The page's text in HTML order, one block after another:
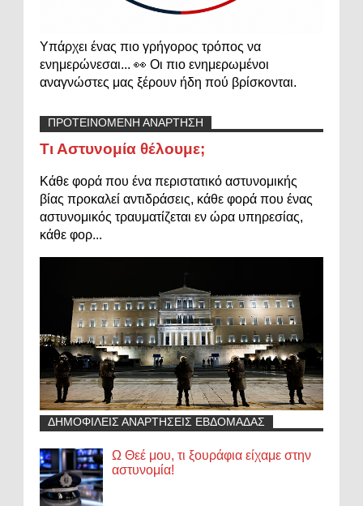
Υπάρχει ένας πιο γρήγορος τρόπος να
ενημερώνεσαι... 👀 Οι πιο ενημερωμένοι
αναγνώστες μας ξέρουν ήδη πού βρίσκονται.
ΠΡΟΤΕΙΝΟΜΕΝΗ ΑΝΑΡΤΗΣΗ
Τι Αστυνομία θέλουμε;
Κάθε φορά που ένα περιστατικό αστυνομικής
βίας προκαλεί αντιδράσεις, κάθε φορά που ένας
αστυνομικός τραυματίζεται εν ώρα υπηρεσίας,
κάθε φορ...
ΔΗΜΟΦΙΛΕΙΣ ΑΝΑΡΤΗΣΕΙΣ ΕΒΔΟΜΑΔΑΣ
Ω Θεέ μου, τι ξουράφια είχαμε στην
αστυνομία!